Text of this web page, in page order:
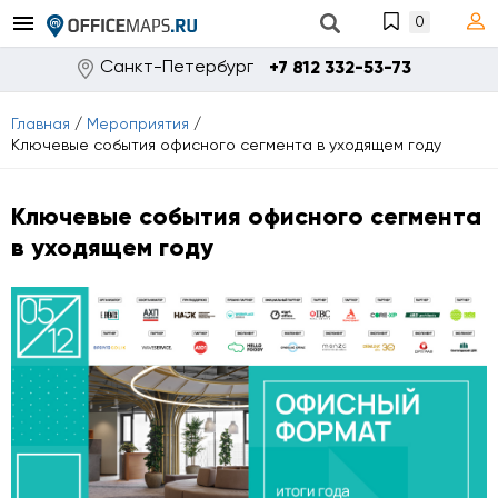
0
Санкт-Петербург +7 812 332-53-73
Главная / Мероприятия /
Ключевые события офисного сегмента в уходящем году
Ключевые события офисного сегмента
в уходящем году